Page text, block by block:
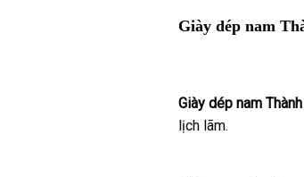
Giày dép nam
Giày dép nam
lịch lãm.